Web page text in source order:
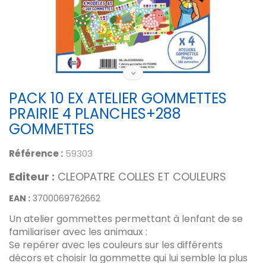
PACK 10 EX ATELIER GOMMETTES
PRAIRIE 4 PLANCHES+288
GOMMETTES
Référence : 59303
Editeur : CLEOPATRE COLLES ET COULEURS
EAN : 3700069762662
Un atelier gommettes permettant à lenfant de se
familiariser avec les animaux :
Se repérer avec les couleurs sur les différents
décors et choisir la gommette qui lui semble la plus